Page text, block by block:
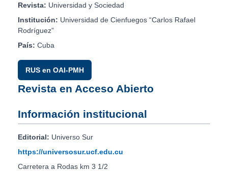
Revista: Universidad y Sociedad
Institución: Universidad de Cienfuegos “Carlos Rafael
Rodríguez”
País: Cuba
RUS en OAI-PMH
Revista en Acceso Abierto
Información institucional
Editorial: Universo Sur
https://universosur.ucf.edu.cu
Carretera a Rodas km 3 1/2